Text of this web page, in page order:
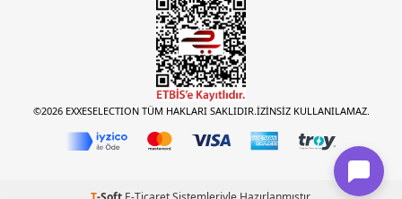
©2026 EXXESELECTION TÜM HAKLARI SAKLIDIR.İZİNSİZ KULLANILAMAZ.